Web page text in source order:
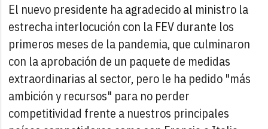
El nuevo presidente ha agradecido al ministro la
estrecha interlocución con la FEV durante los
primeros meses de la pandemia, que culminaron
con la aprobación de un paquete de medidas
extraordinarias al sector, pero le ha pedido "más
ambición y recursos" para no perder
competitividad frente a nuestros principales